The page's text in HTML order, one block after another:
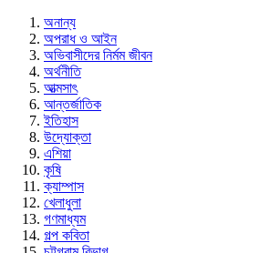
অনান্য
অপরাধ ও আইন
অভিবাসীদের নির্মম জীবন
অর্থনীতি
আত্মসাৎ
আন্তর্জাতিক
ইতিহাস
উদ্যোক্তা
এশিয়া
কৃষি
ক্যাম্পাস
খেলাধুলা
গণমাধ্যম
গল্প ক‌বিতা